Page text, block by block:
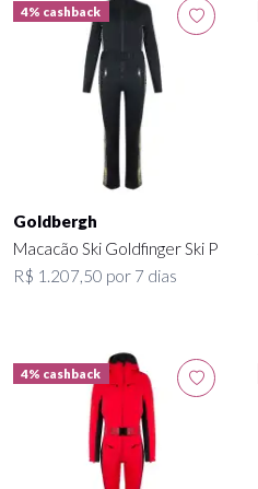
4% cashback
Goldbergh
Macacão Ski Goldfinger Ski P
R$ 1.207,50 por 7 dias
4% cashback